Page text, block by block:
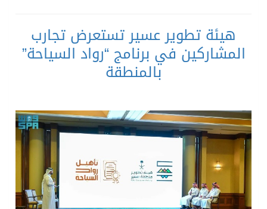
هيئة تطوير عسير تستعرض تجارب
المشاركين في برنامج “رواد السياحة”
بالمنطقة